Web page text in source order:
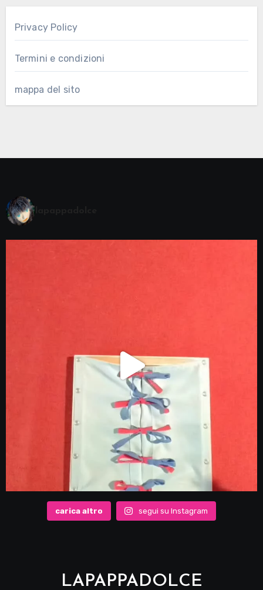
Privacy Policy
Termini e condizioni
mappa del sito
carica altro segui su Instagram
LAPAPPADOLCE